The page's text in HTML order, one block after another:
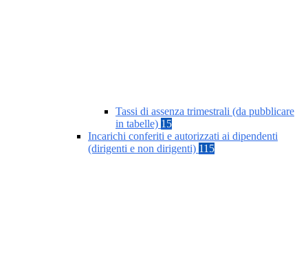
Tassi di assenza trimestrali (da pubblicare
in tabelle) 15
Incarichi conferiti e autorizzati ai dipendenti
(dirigenti e non dirigenti) 115